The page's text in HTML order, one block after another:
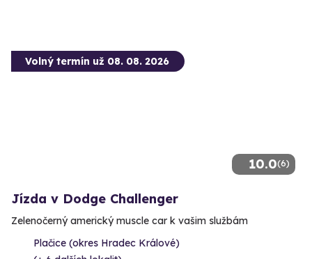
10.0(6)
Volný termín už 08. 08. 2026
Jízda v Dodge Challenger
Zelenočerný americký muscle car k vašim službám
Plačice (okres Hradec Králové)